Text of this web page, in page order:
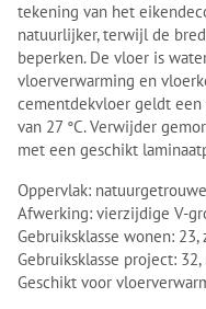
tekening van het
natuurlijker, terwijl de
beperken. De vloer is
vloerverwarming en
cementdekvloer geldt
van 27 °C. Verwijder
met een geschikt
Oppervlak:
Afwerking: vierzijdige V-
Gebruiksklasse wonen:
Gebruiksklasse project:
Geschikt voor